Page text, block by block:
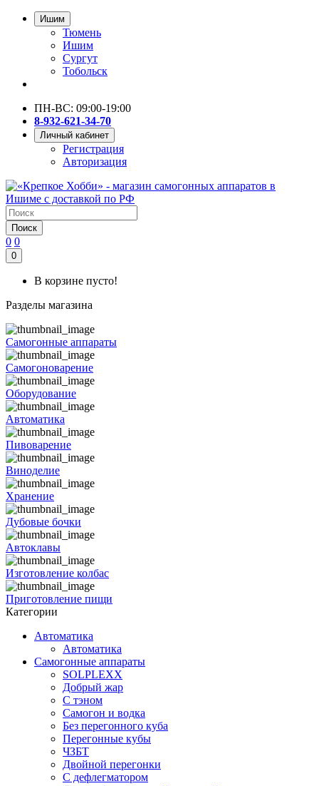
Ишим
Тюмень
Ишим
Сургут
Тобольск
ПН-ВС: 09:00-19:00
8-932-621-34-70
Личный кабинет
Регистрация
Авторизация
Поиск
0 0
0
В корзине пусто!
Разделы магазина
Самогонные аппараты
Самогоноварение
Оборудование
Автоматика
Пивоварение
Виноделие
Хранение
Дубовые бочки
Автоклавы
Изготовление колбас
Приготовление пищи
Категории
Автоматика
Автоматика
Самогонные аппараты
SOLPLEXX
Добрый жар
С тэном
Самогон и водка
Без перегонного куба
Перегонные кубы
ЧЗБТ
Двойной перегонки
С дефлегматором